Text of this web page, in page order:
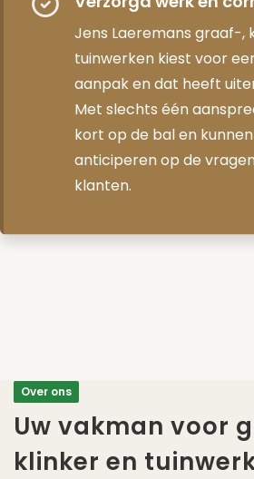
Jens Laeremans graaf-,
tuinwerken kiest voor
aanpak en dat heeft
Met slechts één
kort op de bal en
anticiperen op de
klanten.
Over ons
Uw vakman voor
klinker en